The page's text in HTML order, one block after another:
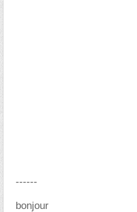
------
bonjour